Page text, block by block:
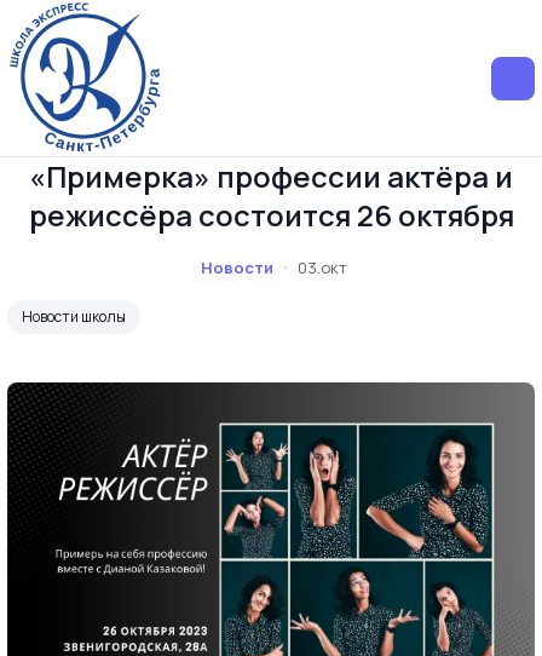
«Примерка» профессии актёра и
режиссёра состоится 26 октября
Новости 03.окт
Новости школы